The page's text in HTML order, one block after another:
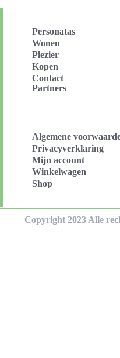
Personatas
Wonen
Plezier
Kopen
Contact
Partners
Algemene
Privacyverklaring
Mijn account
Winkelwagen
Shop
Copyright 2023 Alle